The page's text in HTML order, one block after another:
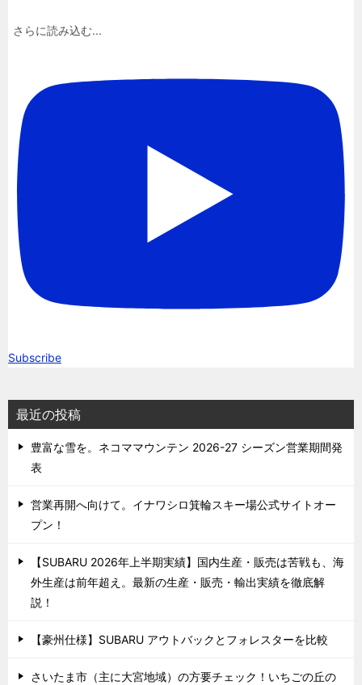
さらに読み込む...
Subscribe
最近の投稿
豊富な雪を。ネコママウンテン 2026-27 シーズン営業期間発
表
営業再開へ向けて。イナワシロ箕輪スキー場公式サイトオー
プン！
【SUBARU 2026年上半期実績】国内生産・販売は苦戦も、海
外生産は前年超え。最新の生産・販売・輸出実績を徹底解
説！
【豪州仕様】SUBARU アウトバックとフォレスターを比較
さいたま市（主に大宮地域）の方要チェック！いちごの丘の